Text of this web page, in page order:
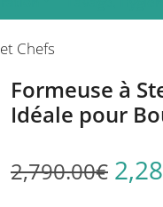
Chefs
Formeuse à
Idéale pour
2,790.00€